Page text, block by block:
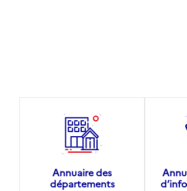
Annuaire des
départements